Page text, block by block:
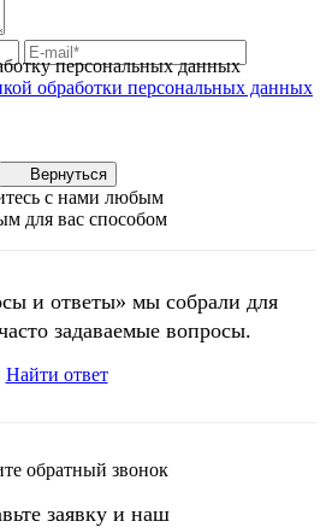
персональных данных
обработки персональных данных
Вернуться
с нами любым
для вас способом
и ответы» мы собрали для
задаваемые вопросы.
Найти ответ
обратный звонок
заявку и наш